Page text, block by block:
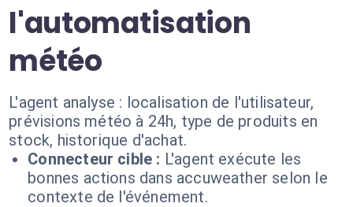
l'automatisation
météo
L'agent analyse : localisation de l'utilisateur,
prévisions météo à 24h, type de produits en
stock, historique d'achat.
Connecteur cible : L'agent exécute les
bonnes actions dans accuweather selon le
contexte de l'événement.